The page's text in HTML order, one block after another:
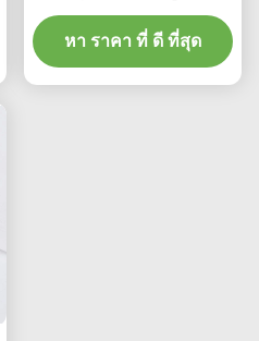
สำหรับบ้าน
หา ราคา ที่ ดี ที่สุด